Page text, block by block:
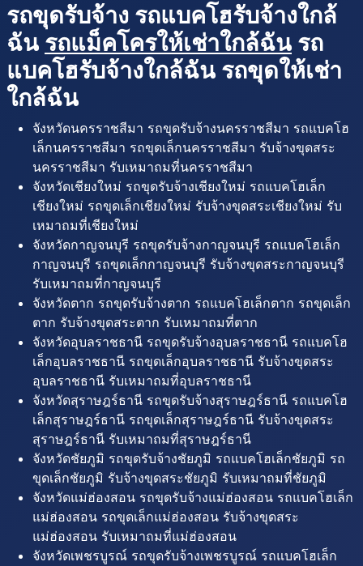
รถขุดรับจ้าง รถแบคโฮรับจ้างใกล้
ฉัน รถแม็คโครให้เช่าใกล้ฉัน รถ
แบคโฮรับจ้างใกล้ฉัน รถขุดให้เช่า
ใกล้ฉัน
จังหวัดนครราชสีมา รถขุดรับจ้างนครราชสีมา รถแบคโฮ
เล็กนครราชสีมา รถขุดเล็กนครราชสีมา รับจ้างขุดสระ
นครราชสีมา รับเหมาถมที่นครราชสีมา
จังหวัดเชียงใหม่ รถขุดรับจ้างเชียงใหม่ รถแบคโฮเล็ก
เชียงใหม่ รถขุดเล็กเชียงใหม่ รับจ้างขุดสระเชียงใหม่ รับ
เหมาถมที่เชียงใหม่
จังหวัดกาญจนบุรี รถขุดรับจ้างกาญจนบุรี รถแบคโฮเล็ก
กาญจนบุรี รถขุดเล็กกาญจนบุรี รับจ้างขุดสระกาญจนบุรี
รับเหมาถมที่กาญจนบุรี
จังหวัดตาก รถขุดรับจ้างตาก รถแบคโฮเล็กตาก รถขุดเล็ก
ตาก รับจ้างขุดสระตาก รับเหมาถมที่ตาก
จังหวัดอุบลราชธานี รถขุดรับจ้างอุบลราชธานี รถแบคโฮ
เล็กอุบลราชธานี รถขุดเล็กอุบลราชธานี รับจ้างขุดสระ
อุบลราชธานี รับเหมาถมที่อุบลราชธานี
จังหวัดสุราษฎร์ธานี รถขุดรับจ้างสุราษฎร์ธานี รถแบคโฮ
เล็กสุราษฎร์ธานี รถขุดเล็กสุราษฎร์ธานี รับจ้างขุดสระ
สุราษฎร์ธานี รับเหมาถมที่สุราษฎร์ธานี
จังหวัดชัยภูมิ รถขุดรับจ้างชัยภูมิ รถแบคโฮเล็กชัยภูมิ รถ
ขุดเล็กชัยภูมิ รับจ้างขุดสระชัยภูมิ รับเหมาถมที่ชัยภูมิ
จังหวัดแม่ฮ่องสอน รถขุดรับจ้างแม่ฮ่องสอน รถแบคโฮเล็ก
แม่ฮ่องสอน รถขุดเล็กแม่ฮ่องสอน รับจ้างขุดสระ
แม่ฮ่องสอน รับเหมาถมที่แม่ฮ่องสอน
จังหวัดเพชรบูรณ์ รถขุดรับจ้างเพชรบูรณ์ รถแบคโฮเล็ก